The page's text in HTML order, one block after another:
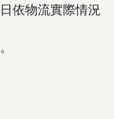
依物流實際情況